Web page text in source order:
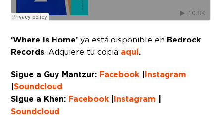
‘Where is Home’ ya está disponible en Bedrock
Records. Adquiere tu copia aquí.
Sigue a Guy Mantzur: Facebook |Instagram
|Soundcloud
Sigue a Khen: Facebook |Instagram |
Soundcloud